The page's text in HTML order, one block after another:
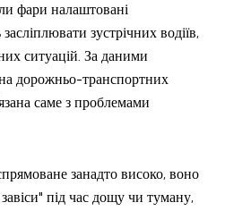
фари налаштовані
зустрічних водіїв,
ситуацій. За даними
дорожньо-транспортних
саме з проблемами
занадто високо, воно
під час дощу чи туману,